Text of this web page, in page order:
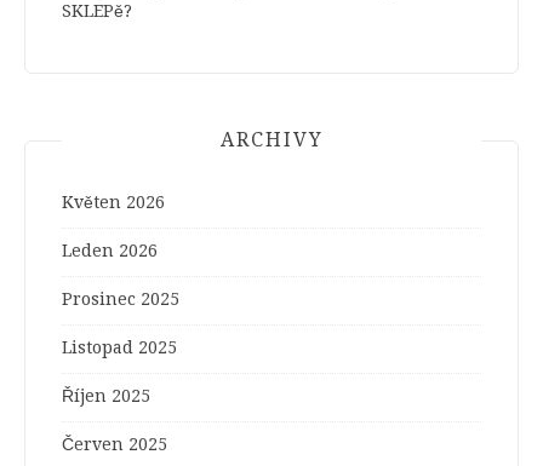
SKLEPě?
ARCHIVY
Květen 2026
Leden 2026
Prosinec 2025
Listopad 2025
Říjen 2025
Červen 2025